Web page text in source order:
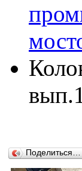
Поделиться…